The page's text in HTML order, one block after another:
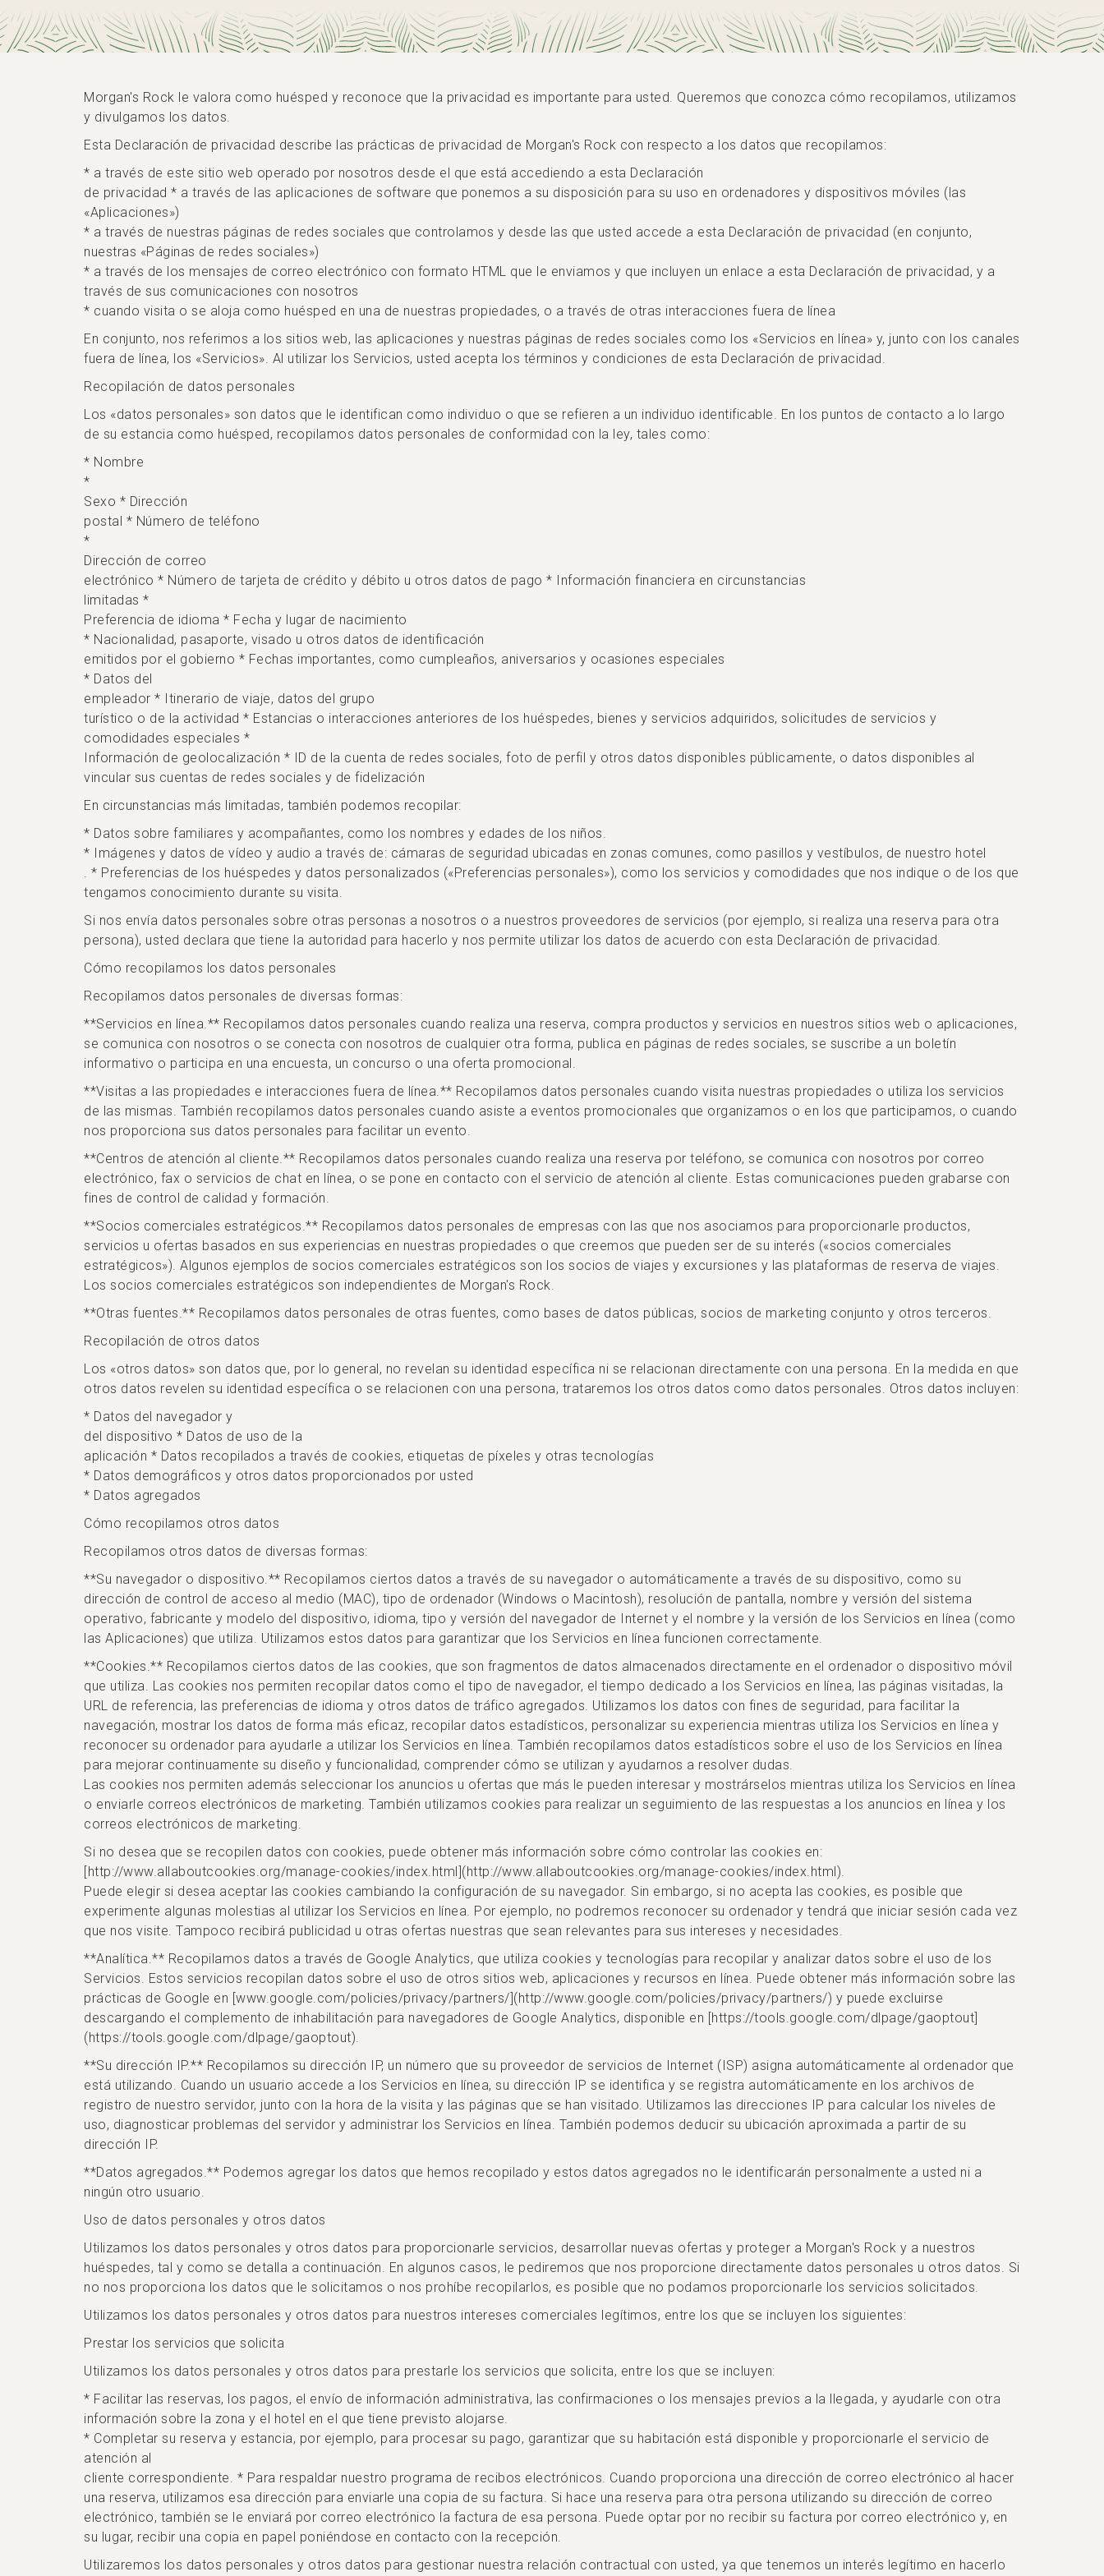
Morgan's Rock le valora como huésped y reconoce que la privacidad es importante para usted. Queremos que conozca cómo recopilamos, utilizamos
y divulgamos los datos.
Esta Declaración de privacidad describe las prácticas de privacidad de Morgan's Rock con respecto a los datos que recopilamos:
* a través de este sitio web operado por nosotros desde el que está accediendo a esta Declaración
de privacidad * a través de las aplicaciones de software que ponemos a su disposición para su uso en ordenadores y dispositivos móviles (las
«Aplicaciones»)
* a través de nuestras páginas de redes sociales que controlamos y desde las que usted accede a esta Declaración de privacidad (en conjunto,
nuestras «Páginas de redes sociales»)
* a través de los mensajes de correo electrónico con formato HTML que le enviamos y que incluyen un enlace a esta Declaración de privacidad, y a
través de sus comunicaciones con nosotros
* cuando visita o se aloja como huésped en una de nuestras propiedades, o a través de otras interacciones fuera de línea
En conjunto, nos referimos a los sitios web, las aplicaciones y nuestras páginas de redes sociales como los «Servicios en línea» y, junto con los canales
fuera de línea, los «Servicios». Al utilizar los Servicios, usted acepta los términos y condiciones de esta Declaración de privacidad.
Recopilación de datos personales
Los «datos personales» son datos que le identifican como individuo o que se refieren a un individuo identificable. En los puntos de contacto a lo largo
de su estancia como huésped, recopilamos datos personales de conformidad con la ley, tales como:
* Nombre
*
Sexo * Dirección
postal * Número de teléfono
*
Dirección de correo
electrónico * Número de tarjeta de crédito y débito u otros datos de pago * Información financiera en circunstancias
limitadas *
Preferencia de idioma * Fecha y lugar de nacimiento
* Nacionalidad, pasaporte, visado u otros datos de identificación
emitidos por el gobierno * Fechas importantes, como cumpleaños, aniversarios y ocasiones especiales
* Datos del
empleador * Itinerario de viaje, datos del grupo
turístico o de la actividad * Estancias o interacciones anteriores de los huéspedes, bienes y servicios adquiridos, solicitudes de servicios y
comodidades especiales *
Información de geolocalización * ID de la cuenta de redes sociales, foto de perfil y otros datos disponibles públicamente, o datos disponibles al
vincular sus cuentas de redes sociales y de fidelización
En circunstancias más limitadas, también podemos recopilar:
* Datos sobre familiares y acompañantes, como los nombres y edades de los niños.
* Imágenes y datos de vídeo y audio a través de: cámaras de seguridad ubicadas en zonas comunes, como pasillos y vestíbulos, de nuestro hotel
. * Preferencias de los huéspedes y datos personalizados («Preferencias personales»), como los servicios y comodidades que nos indique o de los que
tengamos conocimiento durante su visita.
Si nos envía datos personales sobre otras personas a nosotros o a nuestros proveedores de servicios (por ejemplo, si realiza una reserva para otra
persona), usted declara que tiene la autoridad para hacerlo y nos permite utilizar los datos de acuerdo con esta Declaración de privacidad.
Cómo recopilamos los datos personales
Recopilamos datos personales de diversas formas:
**Servicios en línea.** Recopilamos datos personales cuando realiza una reserva, compra productos y servicios en nuestros sitios web o aplicaciones,
se comunica con nosotros o se conecta con nosotros de cualquier otra forma, publica en páginas de redes sociales, se suscribe a un boletín
informativo o participa en una encuesta, un concurso o una oferta promocional.
**Visitas a las propiedades e interacciones fuera de línea.** Recopilamos datos personales cuando visita nuestras propiedades o utiliza los servicios
de las mismas. También recopilamos datos personales cuando asiste a eventos promocionales que organizamos o en los que participamos, o cuando
nos proporciona sus datos personales para facilitar un evento.
**Centros de atención al cliente.** Recopilamos datos personales cuando realiza una reserva por teléfono, se comunica con nosotros por correo
electrónico, fax o servicios de chat en línea, o se pone en contacto con el servicio de atención al cliente. Estas comunicaciones pueden grabarse con
fines de control de calidad y formación.
**Socios comerciales estratégicos.** Recopilamos datos personales de empresas con las que nos asociamos para proporcionarle productos,
servicios u ofertas basados en sus experiencias en nuestras propiedades o que creemos que pueden ser de su interés («socios comerciales
estratégicos»). Algunos ejemplos de socios comerciales estratégicos son los socios de viajes y excursiones y las plataformas de reserva de viajes.
Los socios comerciales estratégicos son independientes de Morgan's Rock.
**Otras fuentes.** Recopilamos datos personales de otras fuentes, como bases de datos públicas, socios de marketing conjunto y otros terceros.
Recopilación de otros datos
Los «otros datos» son datos que, por lo general, no revelan su identidad específica ni se relacionan directamente con una persona. En la medida en que
otros datos revelen su identidad específica o se relacionen con una persona, trataremos los otros datos como datos personales. Otros datos incluyen:
* Datos del navegador y
del dispositivo * Datos de uso de la
aplicación * Datos recopilados a través de cookies, etiquetas de píxeles y otras tecnologías
* Datos demográficos y otros datos proporcionados por usted
* Datos agregados
Cómo recopilamos otros datos
Recopilamos otros datos de diversas formas:
**Su navegador o dispositivo.** Recopilamos ciertos datos a través de su navegador o automáticamente a través de su dispositivo, como su
dirección de control de acceso al medio (MAC), tipo de ordenador (Windows o Macintosh), resolución de pantalla, nombre y versión del sistema
operativo, fabricante y modelo del dispositivo, idioma, tipo y versión del navegador de Internet y el nombre y la versión de los Servicios en línea (como
las Aplicaciones) que utiliza. Utilizamos estos datos para garantizar que los Servicios en línea funcionen correctamente.
**Cookies.** Recopilamos ciertos datos de las cookies, que son fragmentos de datos almacenados directamente en el ordenador o dispositivo móvil
que utiliza. Las cookies nos permiten recopilar datos como el tipo de navegador, el tiempo dedicado a los Servicios en línea, las páginas visitadas, la
URL de referencia, las preferencias de idioma y otros datos de tráfico agregados. Utilizamos los datos con fines de seguridad, para facilitar la
navegación, mostrar los datos de forma más eficaz, recopilar datos estadísticos, personalizar su experiencia mientras utiliza los Servicios en línea y
reconocer su ordenador para ayudarle a utilizar los Servicios en línea. También recopilamos datos estadísticos sobre el uso de los Servicios en línea
para mejorar continuamente su diseño y funcionalidad, comprender cómo se utilizan y ayudarnos a resolver dudas.
Las cookies nos permiten además seleccionar los anuncios u ofertas que más le pueden interesar y mostrárselos mientras utiliza los Servicios en línea
o enviarle correos electrónicos de marketing. También utilizamos cookies para realizar un seguimiento de las respuestas a los anuncios en línea y los
correos electrónicos de marketing.
Si no desea que se recopilen datos con cookies, puede obtener más información sobre cómo controlar las cookies en:
[http://www.allaboutcookies.org/manage-cookies/index.html](http://www.allaboutcookies.org/manage-cookies/index.html).
Puede elegir si desea aceptar las cookies cambiando la configuración de su navegador. Sin embargo, si no acepta las cookies, es posible que
experimente algunas molestias al utilizar los Servicios en línea. Por ejemplo, no podremos reconocer su ordenador y tendrá que iniciar sesión cada vez
que nos visite. Tampoco recibirá publicidad u otras ofertas nuestras que sean relevantes para sus intereses y necesidades.
**Analítica.** Recopilamos datos a través de Google Analytics, que utiliza cookies y tecnologías para recopilar y analizar datos sobre el uso de los
Servicios. Estos servicios recopilan datos sobre el uso de otros sitios web, aplicaciones y recursos en línea. Puede obtener más información sobre las
prácticas de Google en [www.google.com/policies/privacy/partners/](http://www.google.com/policies/privacy/partners/) y puede excluirse
descargando el complemento de inhabilitación para navegadores de Google Analytics, disponible en [https://tools.google.com/dlpage/gaoptout]
(https://tools.google.com/dlpage/gaoptout).
**Su dirección IP.** Recopilamos su dirección IP, un número que su proveedor de servicios de Internet (ISP) asigna automáticamente al ordenador que
está utilizando. Cuando un usuario accede a los Servicios en línea, su dirección IP se identifica y se registra automáticamente en los archivos de
registro de nuestro servidor, junto con la hora de la visita y las páginas que se han visitado. Utilizamos las direcciones IP para calcular los niveles de
uso, diagnosticar problemas del servidor y administrar los Servicios en línea. También podemos deducir su ubicación aproximada a partir de su
dirección IP.
**Datos agregados.** Podemos agregar los datos que hemos recopilado y estos datos agregados no le identificarán personalmente a usted ni a
ningún otro usuario.
Uso de datos personales y otros datos
Utilizamos los datos personales y otros datos para proporcionarle servicios, desarrollar nuevas ofertas y proteger a Morgan's Rock y a nuestros
huéspedes, tal y como se detalla a continuación. En algunos casos, le pediremos que nos proporcione directamente datos personales u otros datos. Si
no nos proporciona los datos que le solicitamos o nos prohíbe recopilarlos, es posible que no podamos proporcionarle los servicios solicitados.
Utilizamos los datos personales y otros datos para nuestros intereses comerciales legítimos, entre los que se incluyen los siguientes:
Prestar los servicios que solicita
Utilizamos los datos personales y otros datos para prestarle los servicios que solicita, entre los que se incluyen:
* Facilitar las reservas, los pagos, el envío de información administrativa, las confirmaciones o los mensajes previos a la llegada, y ayudarle con otra
información sobre la zona y el hotel en el que tiene previsto alojarse.
* Completar su reserva y estancia, por ejemplo, para procesar su pago, garantizar que su habitación está disponible y proporcionarle el servicio de
atención al
cliente correspondiente. * Para respaldar nuestro programa de recibos electrónicos. Cuando proporciona una dirección de correo electrónico al hacer
una reserva, utilizamos esa dirección para enviarle una copia de su factura. Si hace una reserva para otra persona utilizando su dirección de correo
electrónico, también se le enviará por correo electrónico la factura de esa persona. Puede optar por no recibir su factura por correo electrónico y, en
su lugar, recibir una copia en papel poniéndose en contacto con la recepción.
Utilizaremos los datos personales y otros datos para gestionar nuestra relación contractual con usted, ya que tenemos un interés legítimo en hacerlo